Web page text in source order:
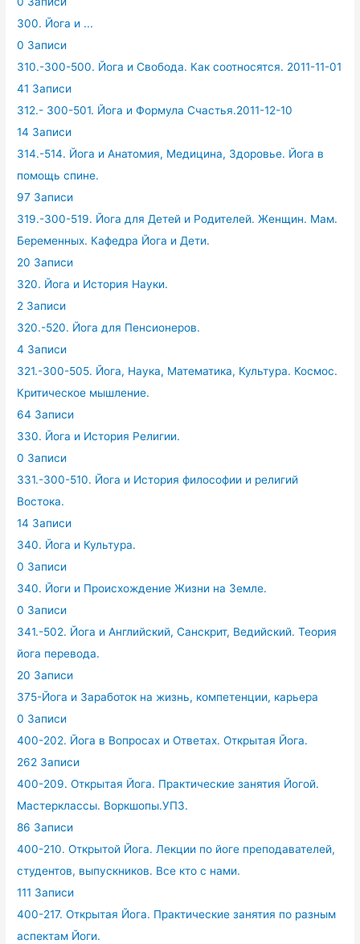
300. Йога и ...
0 Записи
310.-300-500. Йога и Свобода. Как соотносятся. 2011-11-01
41 Записи
312.- 300-501. Йога и Формула Счастья.2011-12-10
14 Записи
314.-514. Йога и Анатомия, Медицина, Здоровье. Йога в
помощь спине.
97 Записи
319.-300-519. Йога для Детей и Родителей. Женщин. Мам.
Беременных. Кафедра Йога и Дети.
20 Записи
320. Йога и История Науки.
2 Записи
320.-520. Йога для Пенсионеров.
4 Записи
321.-300-505. Йога, Наука, Математика, Культура. Космос.
Критическое мышление.
64 Записи
330. Йога и История Религии.
0 Записи
331.-300-510. Йога и История философии и религий
Востока.
14 Записи
340. Йога и Культура.
0 Записи
340. Йоги и Происхождение Жизни на Земле.
0 Записи
341.-502. Йога и Английский, Санскрит, Ведийский. Теория
йога перевода.
20 Записи
375-Йога и Заработок на жизнь, компетенции, карьера
0 Записи
400-202. Йога в Вопросах и Ответах. Открытая Йога.
262 Записи
400-209. Открытая Йога. Практические занятия Йогой.
Мастерклассы. Воркшопы.УПЗ.
86 Записи
400-210. Открытой Йога. Лекции по йоге преподавателей,
студентов, выпускников. Все кто с нами.
111 Записи
400-217. Открытая Йога. Практические занятия по разным
аспектам Йоги.